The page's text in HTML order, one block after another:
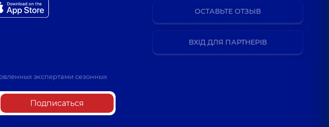
экспертами сезонных
Подписаться
ОСТАВЬТЕ ОТЗЫВ
ВХІД ДЛЯ ПАРТНЕРІВ